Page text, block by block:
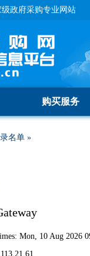
政府采购专业网站
购买服务
名单 »